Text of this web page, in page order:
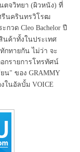
ตจวิทยา (ผิวหนัง) ที่
รีนครินทรวิโรฒ
ะกวด Cleo Bachelor ปี
ค้าทั้งในประเทศ
กทายกัน ไม่ว่า จะ
กรายการโทรทัศน์
ยน" ของ GRAMMY
ในอัลบั้ม VOICE